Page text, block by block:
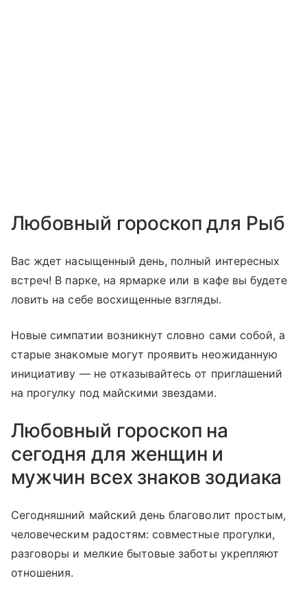
Любовный гороскоп для Рыб
Вас ждет насыщенный день, полный интересных
встреч! В парке, на ярмарке или в кафе вы будете
ловить на себе восхищенные взгляды.
Новые симпатии возникнут словно сами собой, а
старые знакомые могут проявить неожиданную
инициативу — не отказывайтесь от приглашений
на прогулку под майскими звездами.
Любовный гороскоп на
сегодня для женщин и
мужчин всех знаков зодиака
Сегодняшний майский день благоволит простым,
человеческим радостям: совместные прогулки,
разговоры и мелкие бытовые заботы укрепляют
отношения.